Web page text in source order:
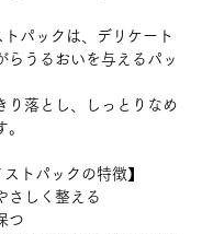
パック は、デリケート
らうるおいを与えるパッ
り落とし、しっとりなめ
トパックの特徴】
さしく整える
つ